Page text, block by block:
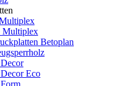
Multiplex
Betoplan
Eco